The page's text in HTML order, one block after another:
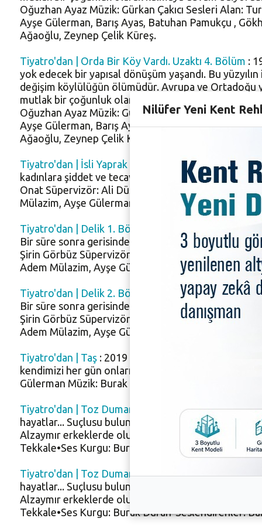
Oğuzhan Ayaz Müzik: Gürkan Çakıcı Sesleri Alan:
Ayşe Gülerman, Barış Ayas, Batuhan Pamukçu ,
Ağaoğlu, Zeynep Çelik Küreş.
Tiyatro'dan | Orda Bir Köy Vardı. Uzaktı 4. Bölüm :
yok edecek bir yapısal dönüşüm yaşandı. Bu
değişim köylülüğün ölümüdür. Avrupa ve Ortadoğu
mutlak bir çoğunluk olarak kalmaya devam
Oğuzhan Ayaz Müzik: Gürkan Çakıcı Sesleri Alan:
Ayşe Gülerman, Barış Ayas, Batuhan Pamukçu ,
Ağaoğlu, Zeynep Çelik Küreş.
Tiyatro'dan | İsli Yaprak Sarması
: 2017 Yılı Nilüfer
kadınlara şiddet ve tecavüz eylemlerinden kaçıp bir
Onat Süpervizör: Ali Düşenkalkar Yöneten: Adem
Mülazim, Ayşe Gülerman, Melisa İclâl Yamanarda,
Tiyatro'dan | Delik 1. Bölüm
: 2018 Yılı Nilüfer
Bir süre sonra gerisinde sadece kemikler kalır. Peki
Şirin Görbüz Süpervizör: Ali Düşenkalkar Yöneten:
Adem Mülazim, Ayşe Gülerman, Batuhan
Tiyatro'dan | Delik 2. Bölüm
: 2018 Yılı Nilüfer
Bir süre sonra gerisinde sadece kemikler kalır. Peki
Şirin Görbüz Süpervizör: Ali Düşenkalkar Yöneten:
Adem Mülazim, Ayşe Gülerman, Batuhan
Tiyatro'dan | Taş: 2019 Yılı Nilüfer Belediyesi - Mitos
kendimizi her gün onların içinde bulduk. Tam
Gülerman Müzik: Burak DuranSesleri Alan: Turhan
Tiyatro'dan | Toz Duman 1. Bölüm
: 2018 Yılı
hayatlar... Suçlusu bulunamayan suçlar... Toz
Alzaymır erkeklerde olur!•Yazan: Duygu
Tekkale•Ses Kurgu: Burak Duran•Seslendirenler:
Tiyatro'dan | Toz Duman 2. Bölüm: 2018 Yılı
hayatlar... Suçlusu bulunamayan suçlar... Toz
Alzaymır erkeklerde olur!•Yazan: Duygu
Tekkale•Ses Kurgu: Burak Duran•Seslendirenler:
Nilüfer Yeni Kent